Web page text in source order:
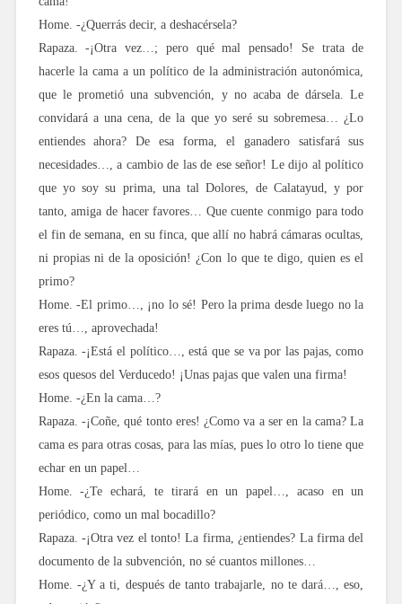
Home. -¿Querrás decir, a deshacérsela?
Rapaza. -¡Otra vez…; pero qué mal pensado! Se trata de
hacerle la cama a un político de la administración autonómica,
que le prometió una subvención, y no acaba de dársela. Le
convidará a una cena, de la que yo seré su sobremesa… ¿Lo
entiendes ahora? De esa forma, el ganadero satisfará sus
necesidades…, a cambio de las de ese señor! Le dijo al político
que yo soy su prima, una tal Dolores, de Calatayud, y por
tanto, amiga de hacer favores… Que cuente conmigo para todo
el fin de semana, en su finca, que allí no habrá cámaras ocultas,
ni propias ni de la oposición! ¿Con lo que te digo, quien es el
primo?
Home. -El primo…, ¡no lo sé! Pero la prima desde luego no la
eres tú…, aprovechada!
Rapaza. -¡Está el político…, está que se va por las pajas, como
esos quesos del Verducedo! ¡Unas pajas que valen una firma!
Home. -¿En la cama…?
Rapaza. -¡Coñe, qué tonto eres! ¿Como va a ser en la cama? La
cama es para otras cosas, para las mías, pues lo otro lo tiene que
echar en un papel…
Home. -¿Te echará, te tirará en un papel…, acaso en un
periódico, como un mal bocadillo?
Rapaza. -¡Otra vez el tonto! La firma, ¿entiendes? La firma del
documento de la subvención, no sé cuantos millones…
Home. -¿Y a ti, después de tanto trabajarle, no te dará…, eso,